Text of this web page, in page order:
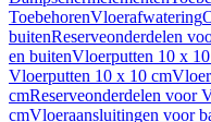
ToebehorenVloerafwatering
buitenReserveonderdelen
en buitenVloerputten 10 x
Vloerputten 10 x 10 cm
cmReserveonderdelen voor
cmVloeraansluitingen voor